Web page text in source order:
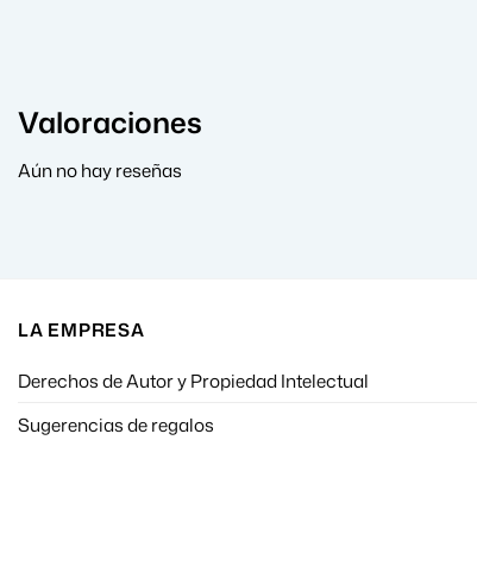
Valoraciones
Aún no hay reseñas
LA EMPRESA
Derechos de Autor y Propiedad Intelectual
Sugerencias de regalos